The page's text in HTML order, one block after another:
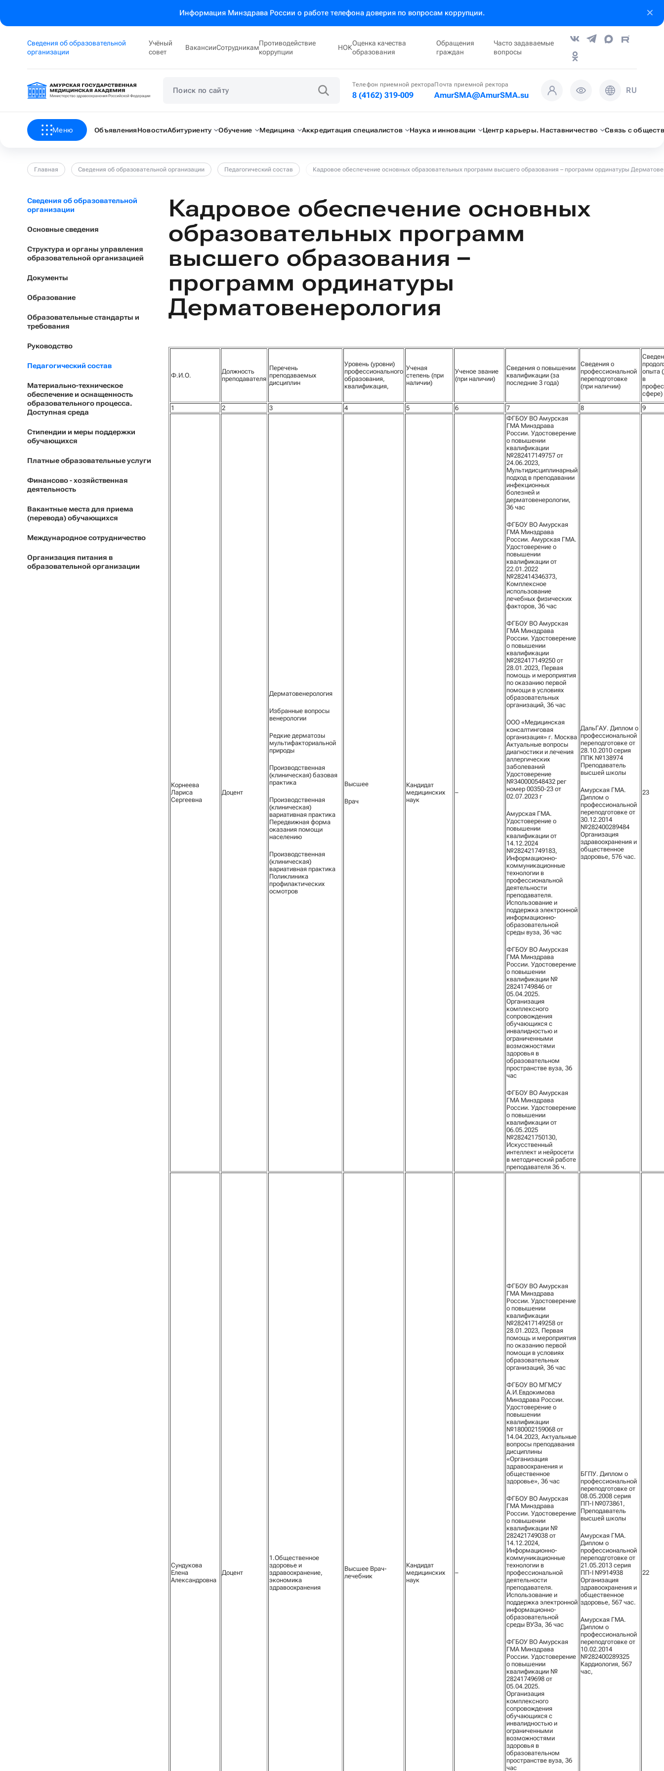
Информация Минздрава России о работе телефона доверия по вопросам коррупции.
Сведения об образовательной
организации
Учёный
совет
ВакансииСотрудникам
Противодействие
коррупции
НОК
Оценка качества
образования
Обращения
граждан
Часто задаваемые
вопросы
Телефон приемной ректора
8 (4162) 319-009
Почта приемной ректора
AmurSMA@AmurSMA.su RU
Меню Объявления НовостиАбитуриенту Обучение Медицина Аккредитация специалистов Наука и инновации Центр карьеры. Наставничество Связь с
Главная Сведения об образовательной организации Педагогический состав Кадровое обеспечение основных образовательных программ высшего образования – программ ординатуры
Сведения об образовательной
организации
Основные сведения
Структура и органы управления
образовательной организацией
Документы
Образование
Образовательные стандарты и
требования
Руководство
Педагогический состав
Материально-техническое
обеспечение и оснащенность
образовательного процесса.
Доступная среда
Стипендии и меры поддержки
обучающихся
Платные образовательные услуги
Финансово - хозяйственная
деятельность
Вакантные места для приема
(перевода) обучающихся
Международное сотрудничество
Организация питания в
образовательной организации
Кадровое обеспечение основных
образовательных программ
высшего образования –
программ ординатуры
Дерматовенерология
Ф.И.О.
Должность
преподавателя
Перечень
преподаваемых
дисциплин
Уровень (уровни)
профессионального
образования,
квалификация,
Ученая
степень (при
наличии)
Ученое звание
(при наличии)
Сведения о повышении
квалификации (за
последние 3 года)
Сведения о
профессиональной
переподготовке
(при наличии)
опыта
в
сфере)
1
2 3 4 5 6 7 8 9
Корнеева
Лариса
Сергеевна
Доцент
Дерматовенерология
Избранные вопросы
венерологии
Редкие дерматозы
мультифакториальной
природы
Производственная
(клиническая) базовая
практика
Производственная
(клиническая)
вариативная практика
Передвижная форма
оказания помощи
населению
Производственная
(клиническая)
вариативная практика
Поликлиника
профилактических
осмотров
Высшее
Врач
Кандидат
медицинских
наук
–
ФГБОУ ВО Амурская
ГМА Минздрава
России. Удостоверение
о повышении
квалификации
№282417149757 от
24.06.2023,
Мультидисциплинарный
подход в преподавании
инфекционных
болезней и
дерматовенерологии,
36 час
ФГБОУ ВО Амурская
ГМА Минздрава
России. Амурская ГМА.
Удостоверение о
повышении
квалификации от
22.01.2022
№282414346373,
Комплексное
использование
лечебных физических
факторов, 36 час
ФГБОУ ВО Амурская
ГМА Минздрава
России. Удостоверение
о повышении
квалификации
№282417149250 от
28.01.2023, Первая
помощь и мероприятия
по оказанию первой
помощи в условиях
образовательных
организаций, 36 час
ООО «Медицинская
консалтинговая
организация» г. Москва
Актуальные вопросы
диагностики и лечения
аллергических
заболеваний
Удостоверение
№340000548432 рег
номер 00350-23 от
02.07.2023 г
Амурская ГМА.
Удостоверение о
повышении
квалификации от
14.12.2024
№282421749183,
Информационно-
коммуникационные
технологии в
профессиональной
деятельности
преподавателя.
Использование и
поддержка электронной
информационно-
образовательной
среды вуза, 36 час
ФГБОУ ВО Амурская
ГМА Минздрава
России. Удостоверение
о повышении
квалификации №
28241749846 от
05.04.2025.
Организация
комплексного
сопровождения
обучающихся с
инвалидностью и
ограниченными
возможностями
здоровья в
образовательном
пространстве вуза, 36
час
ФГБОУ ВО Амурская
ГМА Минздрава
России. Удостоверение
о повышении
квалификации от
06.05.2025
№282421750130,
Искусственный
интеллект и нейросети
в методический работе
преподавателя 36 ч.
ДальГАУ. Диплом о
профессиональной
переподготовке от
28.10.2010 серия
ППK №138974
Преподаватель
высшей школы
Амурская ГМА.
Диплом о
профессиональной
переподготовке от
30.12.2014
№282400289484
Организация
здравоохранения и
общественное
здоровье, 576 час.
23
Сундукова
Елена
Александровна
Доцент
1.Общественное
здоровье и
здравоохранение,
экономика
здравоохранения
Высшее Врач-
лечебник
Кандидат
медицинских
наук
–
ФГБОУ ВО Амурская
ГМА Минздрава
России. Удостоверение
о повышении
квалификации
№282417149258 от
28.01.2023, Первая
помощь и мероприятия
по оказанию первой
помощи в условиях
образовательных
организаций, 36 час
ФГБОУ ВО МГМСУ
А.И.Евдокимова
Минздрава России.
Удостоверение о
повышении
квалификации
№180002159068 от
14.04.2023, Актуальные
вопросы преподавания
дисциплины
«Организация
здравоохранения и
общественное
здоровье», 36 час
ФГБОУ ВО Амурская
ГМА Минздрава
России. Удостоверение
о повышении
квалификации №
282421749038 от
14.12.2024,
Информационно-
коммуникационные
технологии в
профессиональной
деятельности
преподавателя.
Использование и
поддержка электронной
информационно-
образовательной
среды ВУЗа, 36 час
ФГБОУ ВО Амурская
ГМА Минздрава
России. Удостоверение
о повышении
квалификации №
28241749698 от
05.04.2025.
Организация
комплексного
сопровождения
обучающихся с
инвалидностью и
ограниченными
возможностями
здоровья в
образовательном
пространстве вуза, 36
час
БГПУ. Диплом о
профессиональной
переподготовке от
08.05.2008 серия
ПП-I №073861,
Преподаватель
высшей школы
Амурская ГМА.
Диплом о
профессиональной
переподготовке от
21.05.2013 серия
ПП-I №914938
Организация
здравоохранения и
общественное
здоровье, 567 час.
Амурская ГМА.
Диплом о
профессиональной
переподготовке от
10.02.2014
№282400289325
Кардиология, 567
час,
22